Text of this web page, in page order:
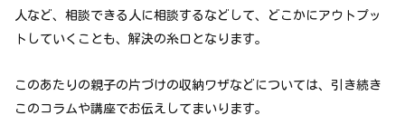
人など、相談できる人に相談するなどして、どこかにアウトプッ
トしていくことも、解決の糸口となります。
このあたりの親子の片づけの収納ワザなどについては、引き続き
このコラムや講座でお伝えしてまいります。